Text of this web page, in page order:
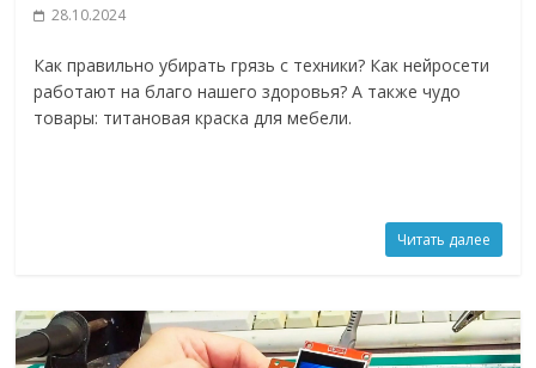
28.10.2024
Как правильно убирать грязь с техники? Как нейросети
работают на благо нашего здоровья? А также чудо
товары: титановая краска для мебели.
Читать далее